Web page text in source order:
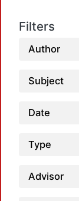
Filters
Author
Subject
Date
Type
Advisor